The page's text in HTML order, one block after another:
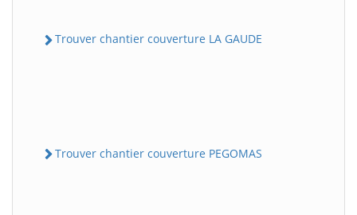
Trouver chantier couverture LA GAUDE
Trouver chantier couverture PEGOMAS